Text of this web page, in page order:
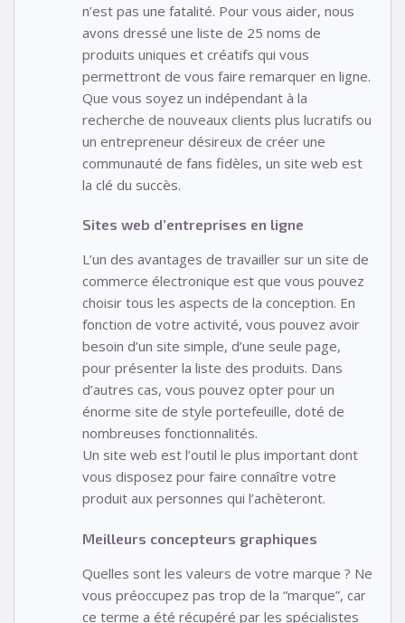
n’est pas une fatalité. Pour vous aider, nous
avons dressé une liste de 25 noms de
produits uniques et créatifs qui vous
permettront de vous faire remarquer en ligne.
Que vous soyez un indépendant à la
recherche de nouveaux clients plus lucratifs ou
un entrepreneur désireux de créer une
communauté de fans fidèles, un site web est
la clé du succès.
Sites web d’entreprises en ligne
L’un des avantages de travailler sur un site de
commerce électronique est que vous pouvez
choisir tous les aspects de la conception. En
fonction de votre activité, vous pouvez avoir
besoin d’un site simple, d’une seule page,
pour présenter la liste des produits. Dans
d’autres cas, vous pouvez opter pour un
énorme site de style portefeuille, doté de
nombreuses fonctionnalités.
Un site web est l’outil le plus important dont
vous disposez pour faire connaître votre
produit aux personnes qui l’achèteront.
Meilleurs concepteurs graphiques
Quelles sont les valeurs de votre marque ? Ne
vous préoccupez pas trop de la “marque”, car
ce terme a été récupéré par les spécialistes